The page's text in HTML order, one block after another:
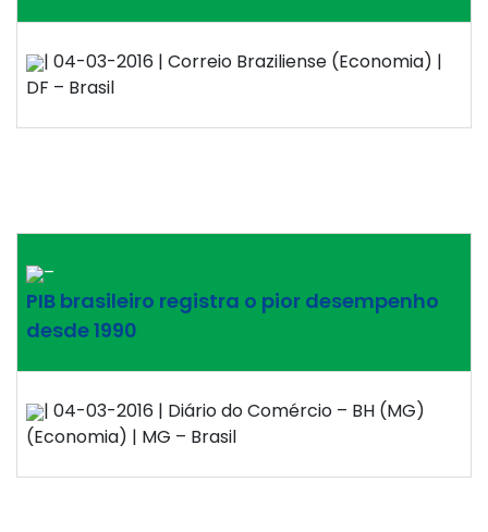
| 04-03-2016 | Correio Braziliense (Economia) |
DF – Brasil
–
PIB brasileiro registra o pior desempenho
desde 1990
| 04-03-2016 | Diário do Comércio – BH (MG)
(Economia) | MG – Brasil